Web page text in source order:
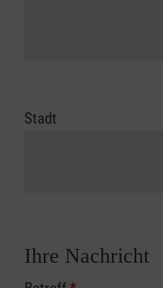
Stadt
Ihre Nachricht